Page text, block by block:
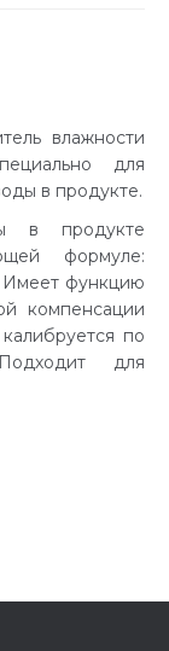
влажности
для
в продукте.
в продукте
формуле:
Имеет функцию
компенсации
по
для